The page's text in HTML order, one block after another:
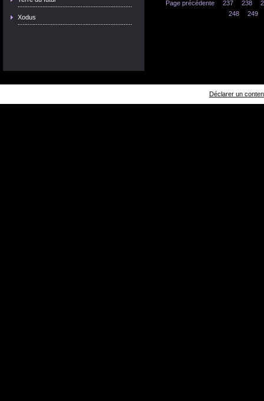
Xodus
Page précédente 237 238
248
249
Déclarer un